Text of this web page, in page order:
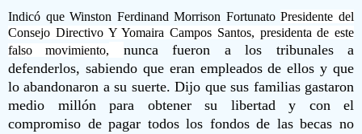
Indicó que Winston Ferdinand Morrison FortunatoPresidente del
Consejo Directivo Y Yomaira Campos Santos, presidenta de este
falso movimiento,
nunca fueron a los tribunales a
defenderlos, sabiendo que eran empleados de ellos y que
lo abandonaron a su suerte. Dijo que sus familias gastaron
medio millón para obtener su libertad y con el
compromiso de pagar todos los fondos de las becas no